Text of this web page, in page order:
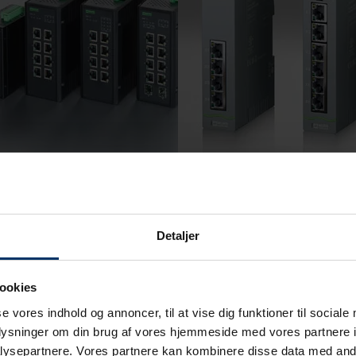
Detaljer
vores indhold og annoncer, til at vise dig funktioner til sociale
om din brug af vores hjemmeside med vores partnere
Vores partnere kan kombinere disse data med
switche er en
PoE står for ’Power over
switche fra
Murrelektronik
netværksværktøjer og
konfigurationsmuligheder